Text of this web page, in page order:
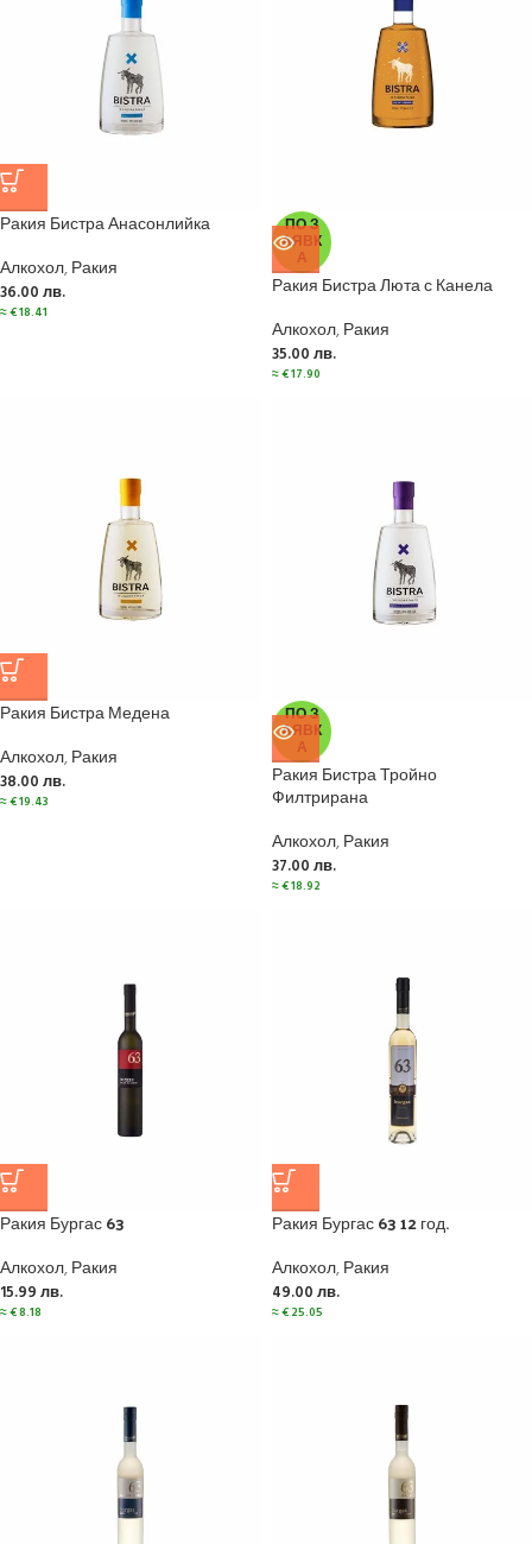
Ракия Бистра Анасонлийка
Алкохол,Ракия
36.00 лв.
≈€18.41
ПО З
АЯВК
А
Ракия Бистра Люта с Канела
Алкохол,Ракия
35.00 лв.
≈€17.90
Ракия Бистра Медена
Алкохол,Ракия
38.00 лв.
≈€19.43
ПО З
АЯВК
А
Ракия Бистра Тройно
Филтрирана
Алкохол,Ракия
37.00 лв.
≈€18.92
Ракия Бургас 63
Алкохол,Ракия
15.99 лв.
≈€8.18
Ракия Бургас 63 12 год.
Алкохол,Ракия
49.00 лв.
≈€25.05